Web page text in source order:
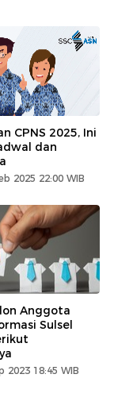
CPNS 2025, Ini
dan
2025 22:00 WIB
Anggota
Sulsel
2023 18:45 WIB